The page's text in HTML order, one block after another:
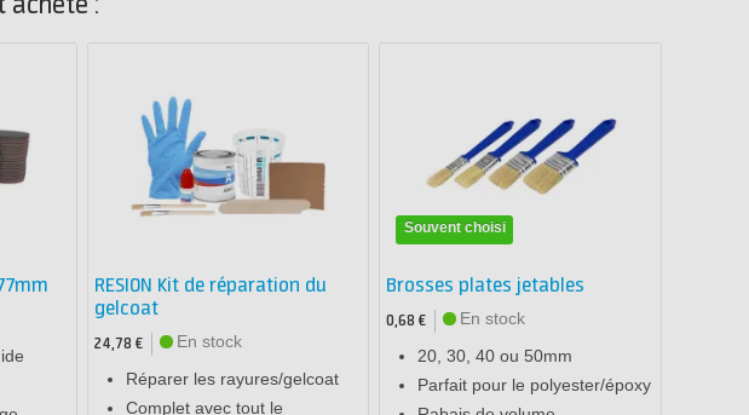
acheté :
RESION Kit de réparation du
gelcoat
24,78 €
En stock
Réparer les rayures/gelcoat
Complet avec tout le
Souvent choisi
Brosses plates jetables
0,68 €
En stock
20, 30, 40 ou 50mm
Parfait pour le polyester/époxy